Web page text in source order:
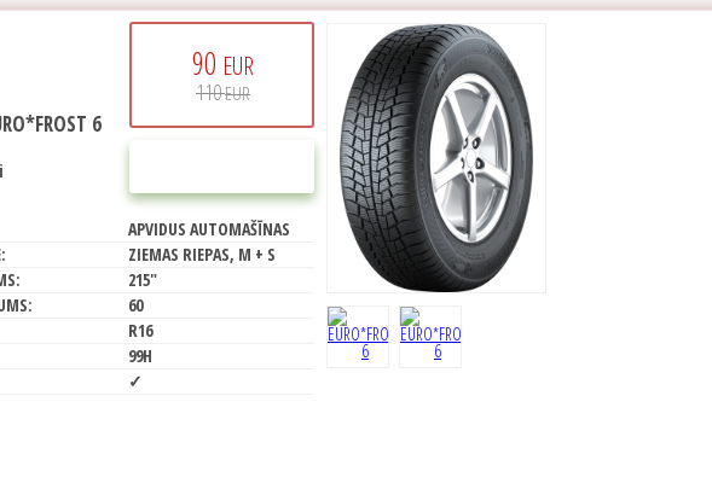
90 EUR
110EUR
6
APVIDUS AUTOMAŠĪNAS
ZIEMAS RIEPAS, M + S
215"
60
R16
99H
✓